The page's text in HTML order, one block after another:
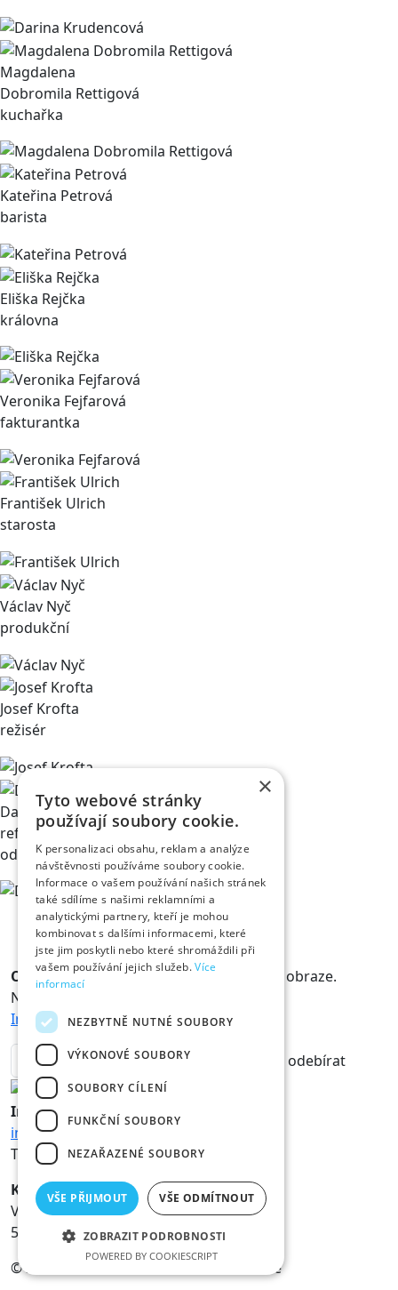
Magdalena
Dobromila Rettigová
kuchařka
Kateřina Petrová
barista
Eliška Rejčka
královna
Veronika Fejfarová
fakturantka
František Ulrich
starosta
Václav Nyč
produkční
Josef Krofta
režisér
David Klazar
referent obchodního
oddělení v divadle
Odběr novinekKrálové a Královny jsou v obraze.
Novinky vám rádi doručíme na mail.
Informace o zpracování osobních údajů
odebírat
Informace
info@hk800.cz
T:
+420 734 561 247
Kancelář oslav
Velké náměstí 1/3
500 03 Hradec Králové
© 2026 Statutární město Hradec Králové
×
Tyto webové stránky
používají soubory cookie.
K personalizaci obsahu, reklam a analýze
návštěvnosti používáme soubory cookie.
Informace o vašem používání našich stránek
také sdílíme s našimi reklamními a
analytickými partnery, kteří je mohou
kombinovat s dalšími informacemi, které
jste jim poskytli nebo které shromáždili při
vašem používání jejich služeb.Více
informací
NEZBYTNĚ NUTNÉ SOUBORY
VÝKONOVÉ SOUBORY
SOUBORY CÍLENÍ
FUNKČNÍ SOUBORY
NEZAŘAZENÉ SOUBORY
VŠE PŘIJMOUT VŠE ODMÍTNOUT
ZOBRAZIT PODROBNOSTI
POWERED BY COOKIESCRIPT